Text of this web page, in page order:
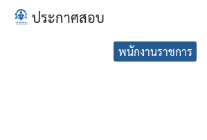
Skip
ประกาศสอบ
พนักงานราชการ